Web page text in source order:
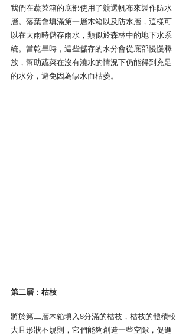
我們在蔬菜箱的底部使用了競選帆布來製作防水
層。落葉會填滿第一層木箱以及防水層，這樣可
以在大雨時儲存雨水，類似於森林中的地下水系
統。當乾旱時，這些儲存的水分會從底部慢慢釋
放，幫助蔬菜在沒有澆水的情況下仍能得到充足
的水分，避免因為缺水而枯萎。
第二層：枯枝
將於第二層木箱填入8分滿的枯枝，枯枝的體積較
大且形狀不規則，它們能夠創造一些空隙，促進